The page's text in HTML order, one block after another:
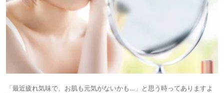
「最近疲れ気味で、お肌も元気がないかも…」と思う時ってありますよ